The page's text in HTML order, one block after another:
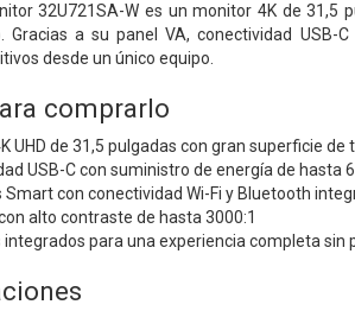
32U721SA-W es un monitor 4K de
Gracias a su panel VA, conectividad
desde un único equipo.
comprarlo
UHD de 31,5 pulgadas con gran superficie de
USB-C con suministro de energía de hasta
Smart con conectividad Wi-Fi y Bluetooth
alto contraste de hasta 3000:1
para una experiencia completa sin